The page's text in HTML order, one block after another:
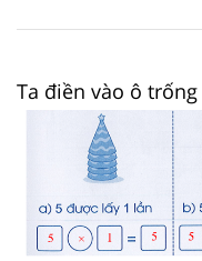
Ta điền vào ô